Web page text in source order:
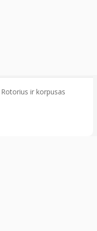
ir korpusas